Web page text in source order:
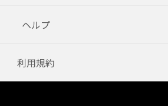
ヘルプ
利用規約